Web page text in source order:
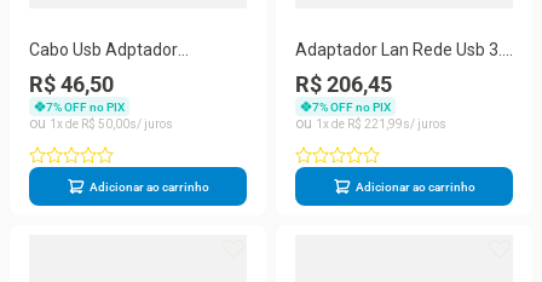
Cabo Usb Adptador
Extensor Rj45
R$ 46,50
7% OFF no PIX
1
R$ 50 00
Adicionar ao carrinho
Adaptador Lan Rede Usb 3.0
Ethernet 10/100/1000
R$ 206,45
7% OFF no PIX
1
R$ 221 99
Adicionar ao carrinho